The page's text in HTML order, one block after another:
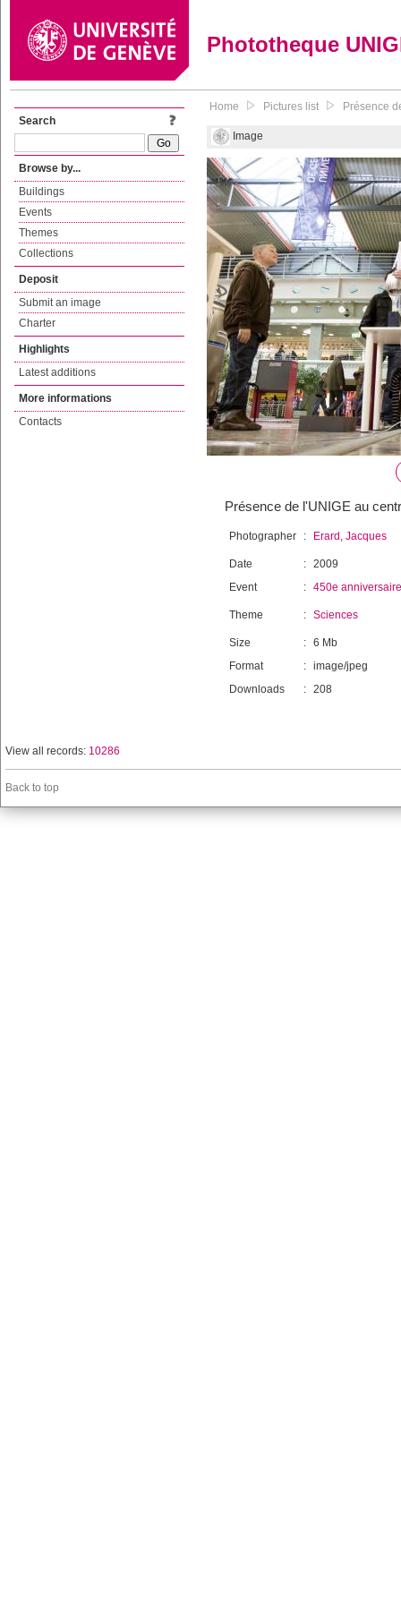
Phototheque
Search
Browse by...
Buildings
Events
Themes
Collections
Deposit
Submit an image
Charter
Highlights
Latest additions
More informations
Contacts
Home Pictures list Présence
Image
Présence de l'UNIGE au
Photographer : Erard, Jacques
Date : 2009
Event
: 450e
Theme : Sciences
Size : 6 Mb
Format
: image/jpeg
Downloads
: 208
View all records: 10286
Back to top